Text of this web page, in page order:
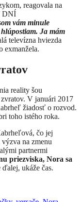
reagovala na
DNÍ
vám minule
Ja mám
televízna hviezda
exmanžela.
reality šou
V januári 2017
žiadosť o rozvod.
toho istého roka.
čo jej
na zmenu
partnermi
priezviska, Nora sa
ukáže čas.